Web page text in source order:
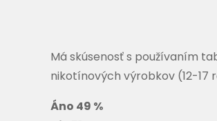
Má skúsenosť s používaním
nikotínových výrobkov (12-17
Áno 49 %